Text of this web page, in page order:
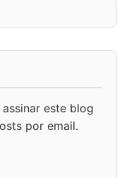
este blog
por email.